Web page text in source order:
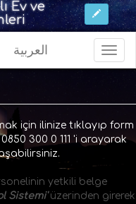
Ev ve
العربية
için ilinize tıklayıp form
300 0 111 'i arayarak
yetkili belge
Sistemi'üzerinden girerek